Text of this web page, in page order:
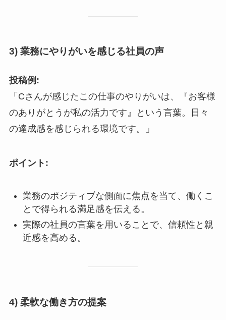
3) 業務にやりがいを感じる社員の声
投稿例:
「Cさんが感じたこの仕事のやりがいは、『お客様
のありがとうが私の活力です』という言葉。日々
の達成感を感じられる環境です。」
ポイント:
業務のポジティブな側面に焦点を当て、働くこ
とで得られる満足感を伝える。
実際の社員の言葉を用いることで、信頼性と親
近感を高める。
4) 柔軟な働き方の提案